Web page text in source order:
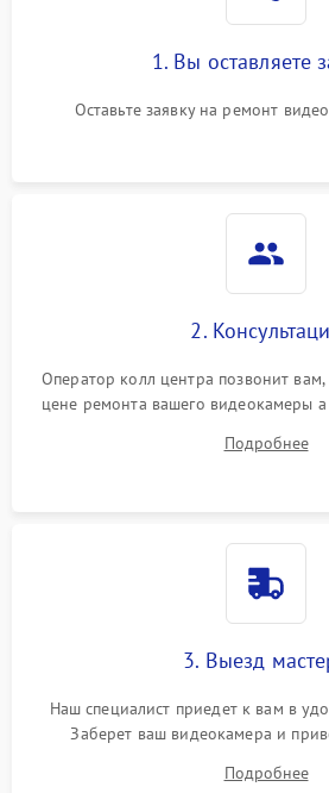
1. Вы оставляете
Оставьте заявку на ремонт
2.
Оператор колл центра позвонит вам,
цене ремонта вашего видеокамеры а
Подробнее
3. Выезд
Наш специалист приедет к вам в
Заберет ваш видеокамера и
Подробнее